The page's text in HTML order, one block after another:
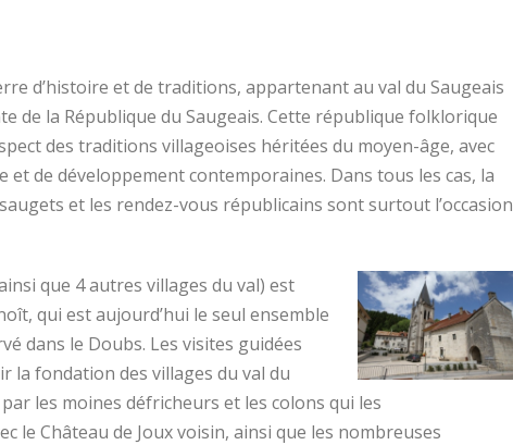
d’histoire et de traditions, appartenant au val du Saugeais
de la République du Saugeais. Cette république folklorique
des traditions villageoises héritées du moyen-âge, avec
et de développement contemporaines. Dans tous les cas, la
et les rendez-vous républicains sont surtout l’occasion
que 4 autres villages du val) est
qui est aujourd’hui le seul ensemble
dans le Doubs. Les visites guidées
la fondation des villages du val du
par les moines défricheurs et les colons qui les
le Château de Joux voisin, ainsi que les nombreuses